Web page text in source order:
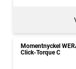
Momentnyckel
Click-Torque C